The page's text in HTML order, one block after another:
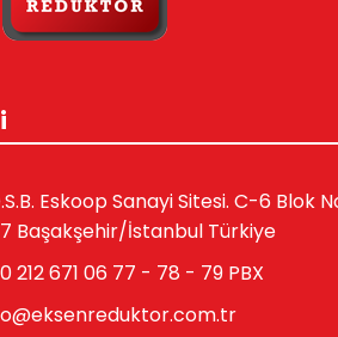
Eskoop Sanayi Sitesi. C-6 Blok
Başakşehir/İstanbul Türkiye
212 671 06 77 - 78 - 79 PBX